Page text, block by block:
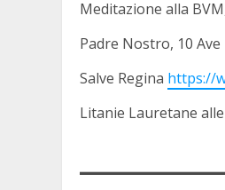
Meditazione alla
Padre Nostro, 10
Salve Regina https://
Litanie Lauretane